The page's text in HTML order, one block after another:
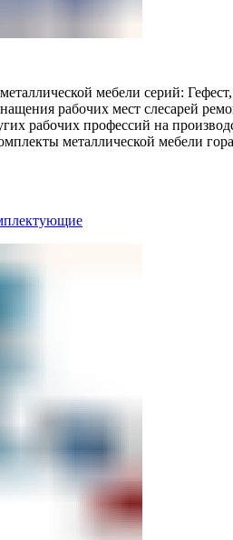
мебели серий:
рабочих мест слесарей
рабочих профессий на
металлической мебели